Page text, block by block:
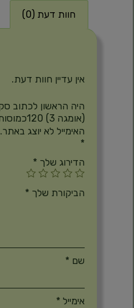
חוות דעת (0)
אין עדיין חוות דעת.
(אומגה 3) 120כמוסות – אלטמן”
האימייל לא יוצג באתר.
*
הדירוג שלך *
הביקורת שלך *
שם *
אימייל *